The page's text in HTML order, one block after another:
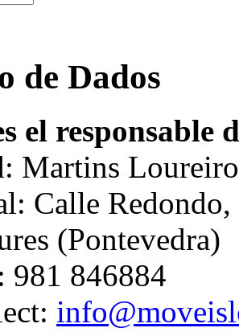
de Dados
el responsable
Martins
Calle
(Pontevedra)
981 846884